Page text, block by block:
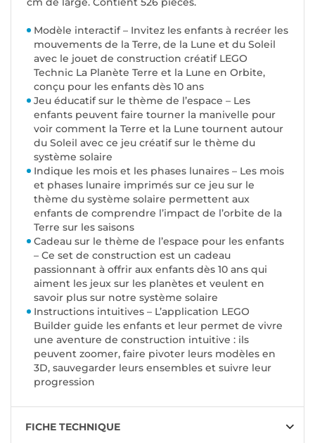
Modèle interactif – Invitez les enfants à recréer les
mouvements de la Terre, de la Lune et du Soleil
avec le jouet de construction créatif LEGO
Technic La Planète Terre et la Lune en Orbite,
conçu pour les enfants dès 10 ans
Jeu éducatif sur le thème de l’espace – Les
enfants peuvent faire tourner la manivelle pour
voir comment la Terre et la Lune tournent autour
du Soleil avec ce jeu créatif sur le thème du
système solaire
Indique les mois et les phases lunaires – Les mois
et phases lunaire imprimés sur ce jeu sur le
thème du système solaire permettent aux
enfants de comprendre l’impact de l’orbite de la
Terre sur les saisons
Cadeau sur le thème de l’espace pour les enfants
– Ce set de construction est un cadeau
passionnant à offrir aux enfants dès 10 ans qui
aiment les jeux sur les planètes et veulent en
savoir plus sur notre système solaire
Instructions intuitives – L’application LEGO
Builder guide les enfants et leur permet de vivre
une aventure de construction intuitive : ils
peuvent zoomer, faire pivoter leurs modèles en
3D, sauvegarder leurs ensembles et suivre leur
progression
FICHE TECHNIQUE